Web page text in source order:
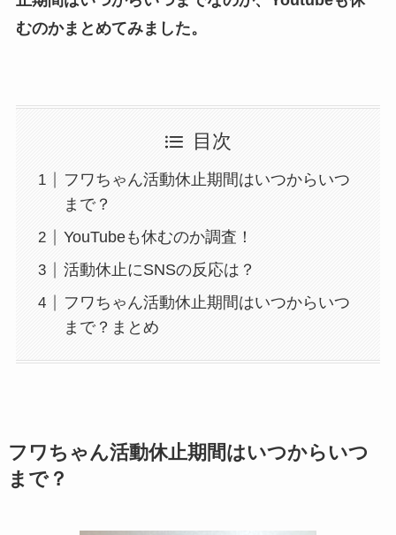
むのかまとめてみました。
目次
フワちゃん活動休止期間はいつからいつ
まで？
YouTubeも休むのか調査！
活動休止にSNSの反応は？
フワちゃん活動休止期間はいつからいつ
まで？まとめ
フワちゃん活動休止期間はいつからいつ
まで？